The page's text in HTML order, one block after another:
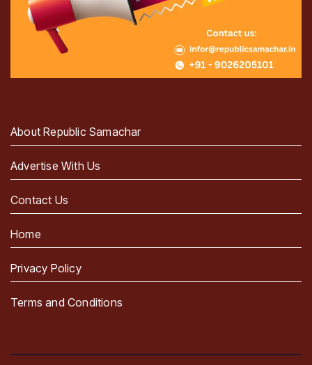
About Republic Samachar
Advertise With Us
Contact Us
Home
Privacy Policy
Terms and Conditions